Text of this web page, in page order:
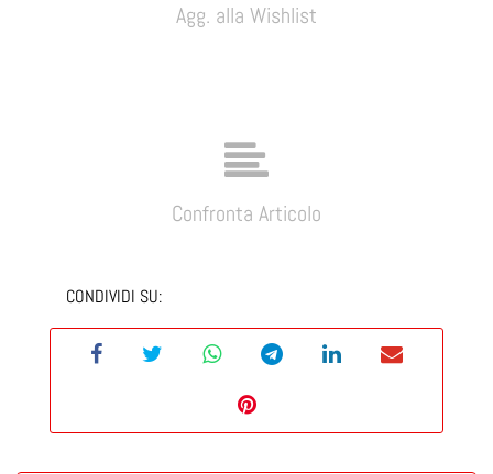
Agg. alla Wishlist
Confronta Articolo
CONDIVIDI SU: